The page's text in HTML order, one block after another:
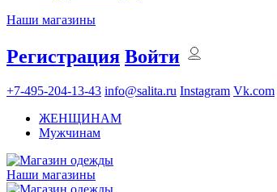
Наши магазины
Регистрация Войти
+7-495-204-13-43 info@salita.ru Instagram Vk.com
ЖЕНЩИНАМ
Мужчинам
Наши магазины